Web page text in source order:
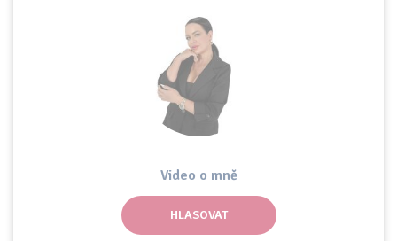
Video o mně
HLASOVAT